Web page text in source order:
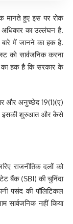
मानते हुए इस पर रोक
अधिकार का उल्लंघन है.
बारे में जानने का हक है.
को सार्वजनिक करना
का हक है कि सरकार के
और अनुच्छेद 19(1)(ए)
इसकी शुरुआत और कैसे
राजनीतिक दलों को
बैंक (SBI) की चुनिंदा
पसंद की पॉलिटिकल
सार्वजनिक नहीं किया